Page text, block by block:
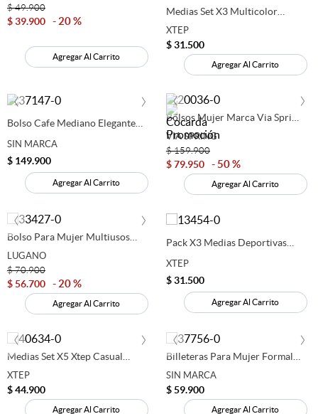
$ 49.900
$39.900 20 %
Agregar Al Carrito
Medias Set X3 Multicolor
XTEP
$31.500
Agregar Al Carrito
‹ ›
Bolso Cafe Mediano Elegante
280706
SIN MARCA
$ 149.900
Agregar Al Carrito
‹ ›
Bolsos Mujer Marca Via Spring
Color Negro
VIA SPRING
$ 159.900
$79.950 50 %
Agregar Al Carrito
‹ ›
Bolso Para Mujer Multiusos
LUGANO
$ 70.900
$ 56.700 20 %
Agregar Al Carrito
Pack X3 Medias Deportivas
XTEP
$31.500
Agregar Al Carrito
‹ ›
Medias Set X5 Xtep Casual
XTEP
$44.900
Agregar Al Carrito
‹ ›
Billeteras Para Mujer Formal
SIN MARCA
$ 59.900
Agregar Al Carrito